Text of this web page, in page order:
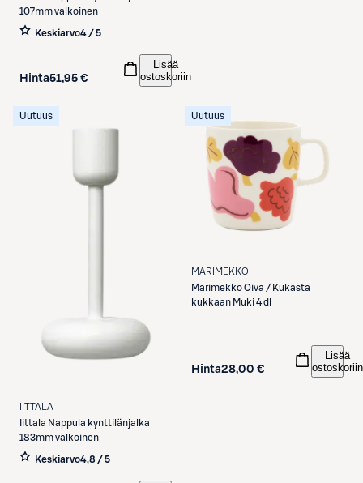
107mm valkoinen
Keskiarvo4 / 5
Hinta51,95 €
Lisää
ostoskoriin
Uutuus
IITTALA
Iittala Nappula kynttilänjalka
183mm valkoinen
Keskiarvo4,8 / 5
Uutuus
MARIMEKKO
MarimekkoOiva / Kukasta
kukkaan Muki 4 dl
Hinta28,00 €
Lisää
ostoskoriin